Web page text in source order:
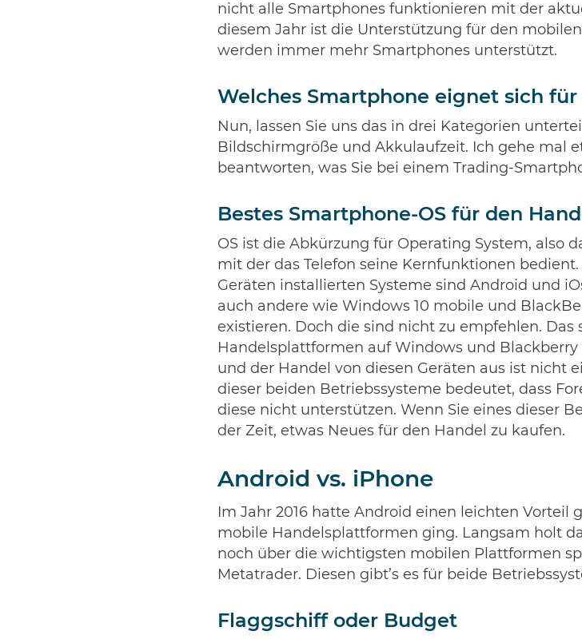
nicht alle Smartphones funktionieren mit der
diesem Jahr ist die Unterstützung für den
werden immer mehr Smartphones unterstützt.
Welches Smartphone eignet sich für
Nun, lassen Sie uns das in drei Kategorien
Bildschirmgröße und Akkulaufzeit. Ich gehe mal
beantworten, was Sie bei einem Trading-
Bestes Smartphone-OS für den
OS ist die Abkürzung für Operating System, also
mit der das Telefon seine Kernfunktionen
Geräten installierten Systeme sind Android und
auch andere wie Windows 10 mobile und
existieren. Doch die sind nicht zu empfehlen. Das
Handelsplattformen auf Windows und
und der Handel von diesen Geräten aus ist nicht
dieser beiden Betriebssysteme bedeutet, dass
diese nicht unterstützen. Wenn Sie eines dieser
der Zeit, etwas Neues für den Handel zu kaufen.
Android vs. iPhone
Im Jahr 2016 hatte Android einen leichten Vorteil
mobile Handelsplattformen ging. Langsam holt
noch über die wichtigsten mobilen Plattformen
Metatrader. Diesen gibt’s es für beide
Flaggschiff oder Budget